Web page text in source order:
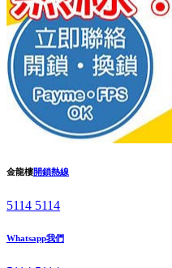
金龍樓開鎖熱線
5114 5114
Whatsapp我們